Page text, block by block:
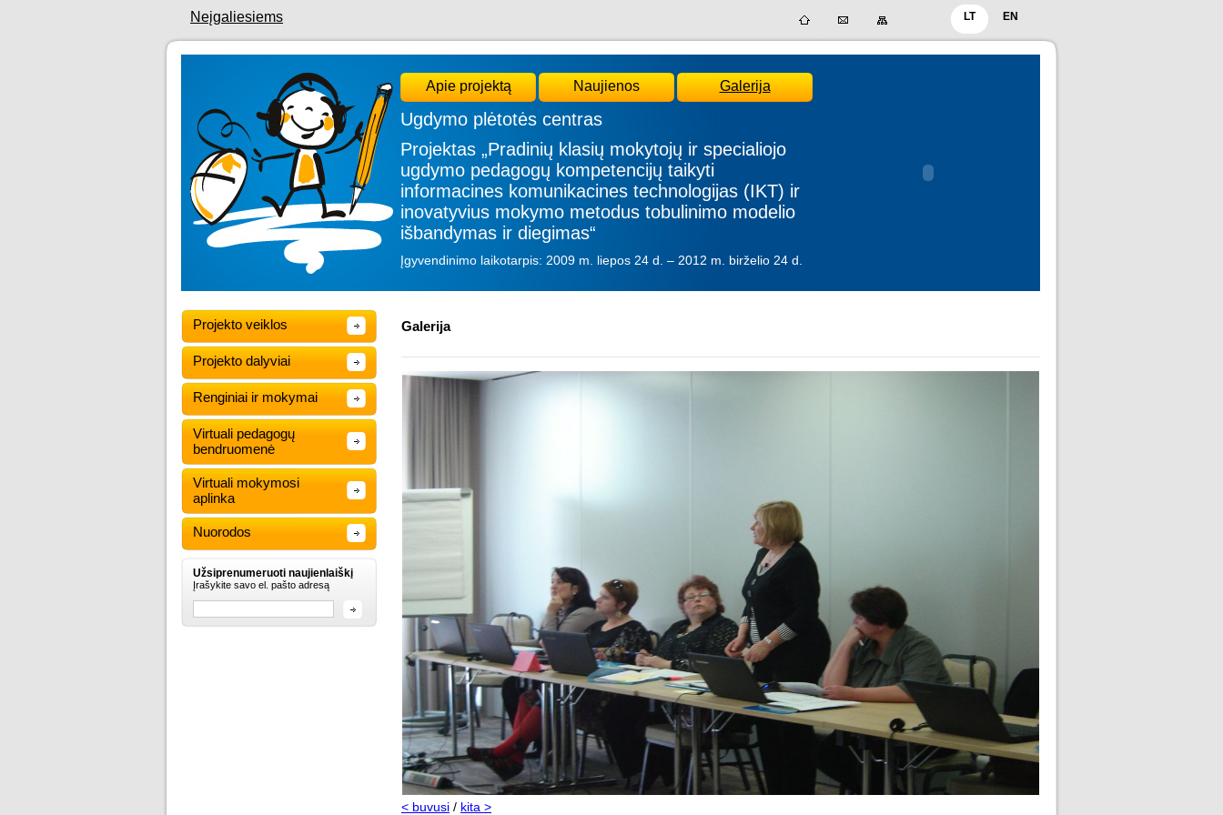
Neįgaliesiems LT EN
Apie projektą Naujienos Galerija
Ugdymo plėtotės centras
Projektas „Pradinių klasių mokytojų ir specialiojo
ugdymo pedagogų kompetencijų taikyti
informacines komunikacines technologijas (IKT) ir
inovatyvius mokymo metodus tobulinimo modelio
išbandymas ir diegimas“
Įgyvendinimo laikotarpis: 2009 m. liepos 24 d. – 2012 m. birželio 24 d.
Projekto veiklos
Projekto dalyviai
Renginiai ir mokymai
Virtuali pedagogų
bendruomenė
Virtuali mokymosi
aplinka
Nuorodos
Užsiprenumeruoti naujienlaiškį
Įrašykite savo el. pašto adresą
Galerija
< buvusi / kita >